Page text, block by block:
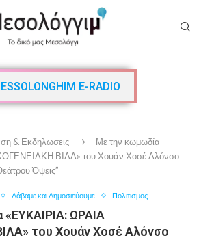
E-RADIO
& Εκδηλωσεις
Με την κωμωδία
ΒΙΛΑ» του Χουάν Χοσέ Αλόνσο
Όψεις”
Λάβαμε και Δημοσιεύουμε Πολιτισμος
ΩΡΑΙΑ
του Χουάν Χοσέ Αλόνσο